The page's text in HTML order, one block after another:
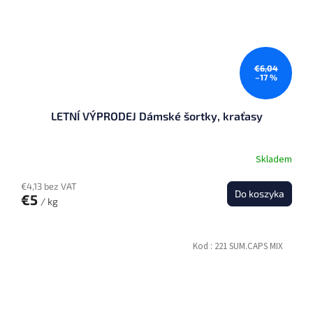
€6,04
–17 %
LETNÍ VÝPRODEJ Dámské šortky, kraťasy
Skladem
€4,13 bez VAT
€5 / kg
Do koszyka
Kod : 221 SUM.CAPS MIX